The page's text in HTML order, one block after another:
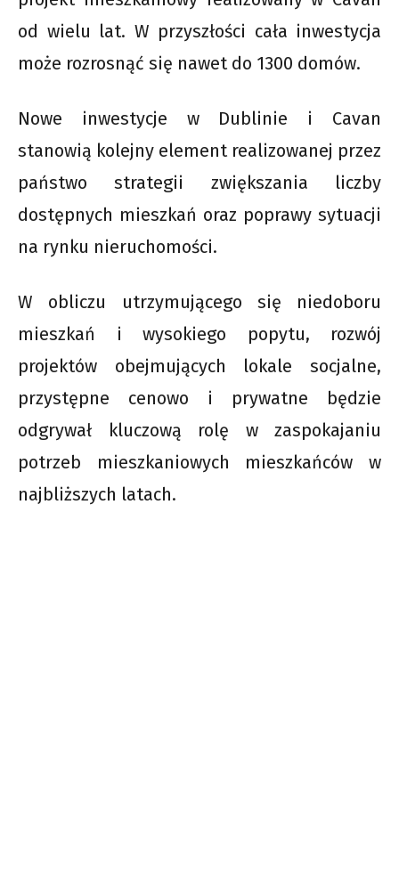
od wielu lat. W przyszłości cała inwestycja
może rozrosnąć się nawet do 1300 domów.
Nowe inwestycje w Dublinie i Cavan
stanowią kolejny element realizowanej przez
państwo strategii zwiększania liczby
dostępnych mieszkań oraz poprawy sytuacji
na rynku nieruchomości.
W obliczu utrzymującego się niedoboru
mieszkań i wysokiego popytu, rozwój
projektów obejmujących lokale socjalne,
przystępne cenowo i prywatne będzie
odgrywał kluczową rolę w zaspokajaniu
potrzeb mieszkaniowych mieszkańców w
najbliższych latach.